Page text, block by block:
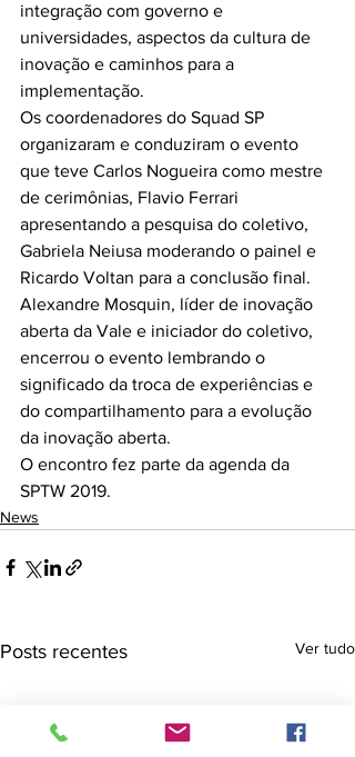
integração com governo e
universidades, aspectos da cultura de
inovação e caminhos para a
implementação.
Os coordenadores do Squad SP
organizaram e conduziram o evento
que teve Carlos Nogueira como mestre
de cerimônias, Flavio Ferrari
apresentando a pesquisa do coletivo,
Gabriela Neiusa moderando o painel e
Ricardo Voltan para a conclusão final.
Alexandre Mosquin, líder de inovação
aberta da Vale e iniciador do coletivo,
encerrou o evento lembrando o
significado da troca de experiências e
do compartilhamento para a evolução
da inovação aberta.
O encontro fez parte da agenda da
SPTW 2019.
News
Posts recentes Ver tudo